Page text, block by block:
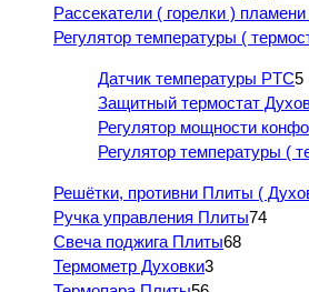
Рассекатели ( горелки )
Регулятор температуры (
Датчик температуры PTC5
Защитный термостат
Регулятор мощности
Регулятор температуры (
Решётки, противни Плиты (
Ручка управления Плиты74
Свеча поджига Плиты68
Термометр Духовки3